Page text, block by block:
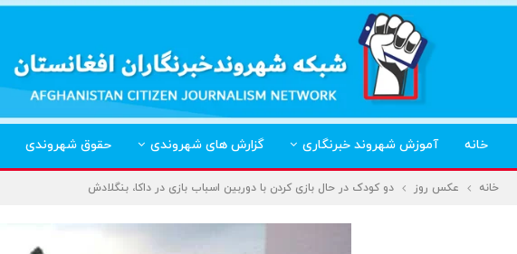
خانه آموزش شهروند خبرنگاری گزارش های شهروندی حقوق شهروندی
خانه عکس روز دو کودک در حال بازی کردن با دوربین اسباب بازی در داکا، بنگلادش